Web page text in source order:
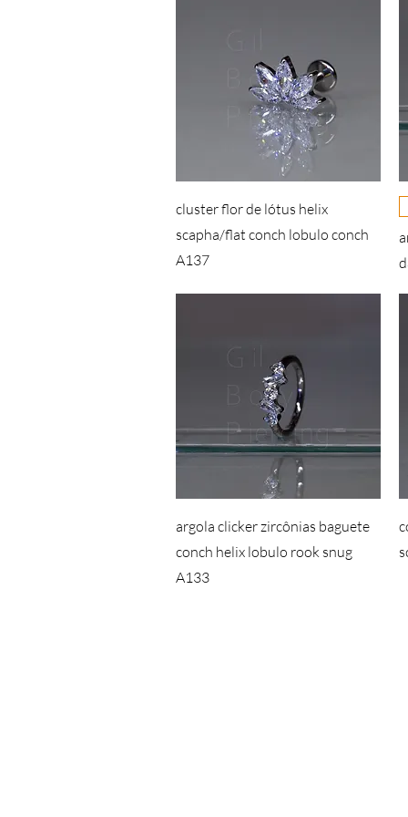
cluster flor de lótus helix
scapha/flat conch lobulo conch
A137
argola clicker zircônias baguete
conch helix lobulo rook snug
A133